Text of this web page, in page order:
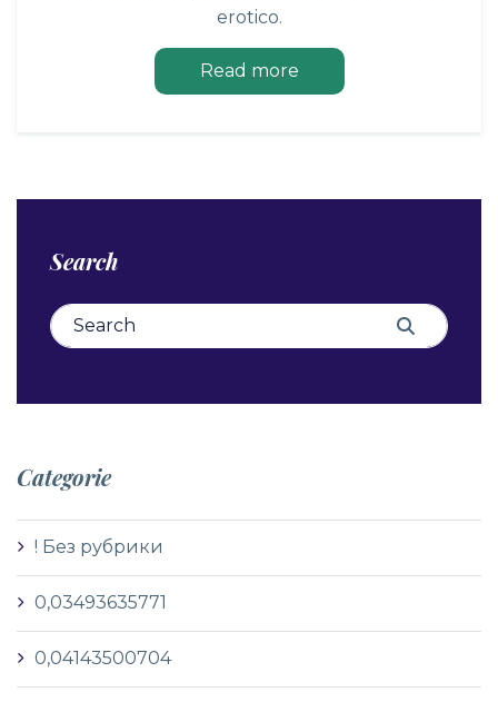
erotico.
Read more
Search
Search for: Search
Categorie
! Без рубрики
0,03493635771
0,04143500704